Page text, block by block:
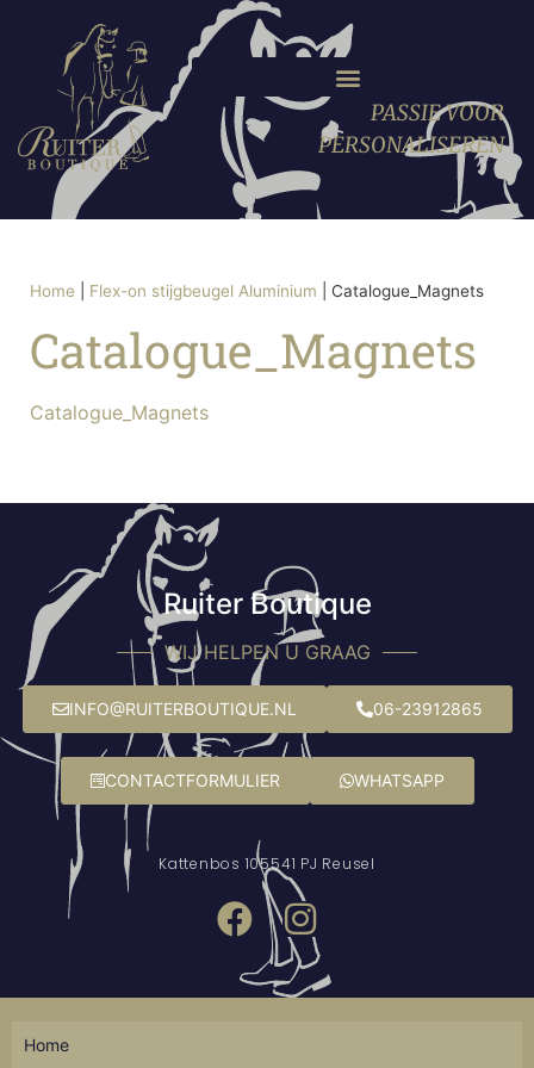
PASSIE VOOR
PERSONALISEREN
Home Flex-on stijgbeugel Aluminium Catalogue_Magnets
Catalogue_Magnets
Catalogue_Magnets
Ruiter Boutique
WIJ HELPEN U GRAAG
INFO@RUITERBOUTIQUE.NL 06-23912865
CONTACTFORMULIER WHATSAPP
Kattenbos 105541 PJ Reusel
Home